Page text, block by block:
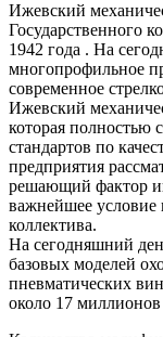
Ижевский
Государственного
1942 года . На
многопрофильное
современное
Ижевский
которая полностью
стандартов по
предприятия
решающий фактор
важнейшее
коллектива.
На сегодняшний
базовых моделей
пневматических
около 17